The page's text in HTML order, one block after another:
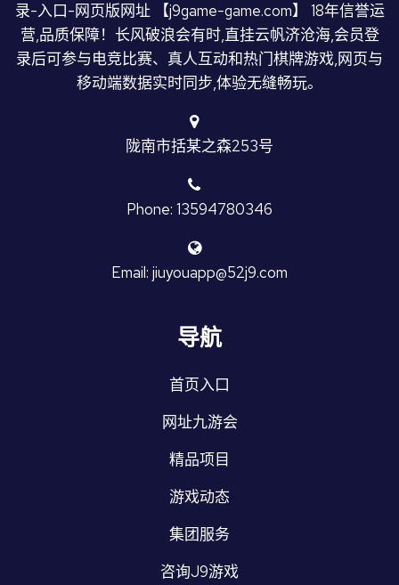
录-入口-网页版网址 【j9game-game.com】 18年信誉运
营,品质保障！长风破浪会有时,直挂云帆济沧海,会员登
录后可参与电竞比赛、真人互动和热门棋牌游戏,网页与
移动端数据实时同步,体验无缝畅玩。
陇南市括某之森253号
Phone: 13594780346
Email: jiuyouapp@52j9.com
导航
首页入口
网址九游会
精品项目
游戏动态
集团服务
咨询J9游戏